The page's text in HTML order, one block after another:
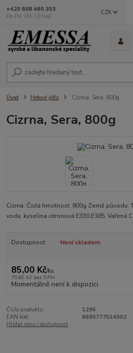
CZK
+420 608 460 353
Po-Pá: 09-18 hod.
Úvod Hotové jídlo Cizrna, Sera, 800g
Cizrna, Sera, 800g
Cizrna: Čistá hmotnost: 800g Země původu:
voda, kyselina citronová E330,E385. Vařená
Dostupnost Není skladem
85,00 Kč/ks
75,89 Kč bez DPH
Momentálně není k dispozici
Číslo produktu:
1295
EAN kód:
8690777514002
Hlídat cenu / dostupnost